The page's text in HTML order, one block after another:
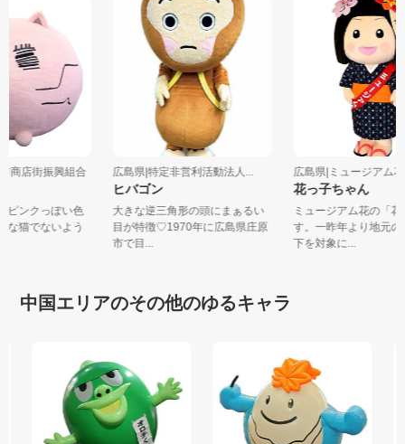
前商店街振興組合
むピンクっぽい色
うな猫でないよう
広島県|特定非営利活動法人...
ヒバゴン
大きな逆三角形の頭にまぁるい
目が特徴♡1970年に広島県庄原
市で目...
広島県|ミュージア
花っ子ちゃん
ミュージアム花の「
す。一昨年より地元
下を対象に...
中国エリアのその他のゆるキャラ